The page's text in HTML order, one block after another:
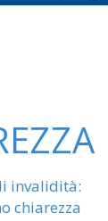
invalidità:
chiarezza